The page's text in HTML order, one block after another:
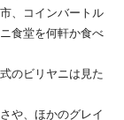
、コインバートル
食堂を何軒か食べ
のビリヤニは見た
や、ほかのグレイ